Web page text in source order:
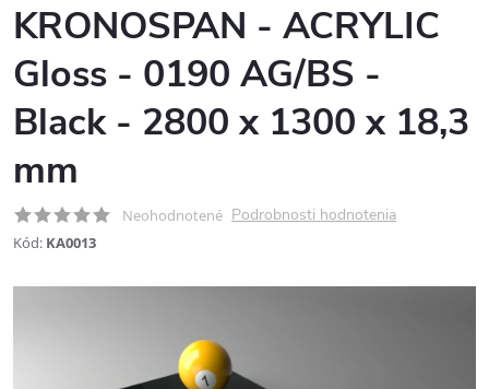
KRONOSPAN - ACRYLIC
Gloss - 0190 AG/BS -
Black - 2800 x 1300 x 18,3
mm
Neohodnotené Podrobnosti hodnotenia
Kód: KA0013